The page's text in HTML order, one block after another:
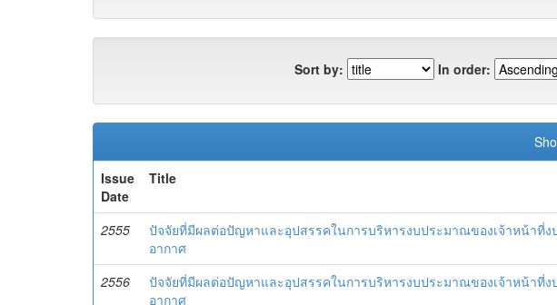
Sort by: In order:
Issue
Date
Title
2555
ปัจจัยที่มีผลต่อปัญหาและอุปสรรคในการบริหารงบประมาณของเจ้าหน้าที่
อากาศ
2556
ปัจจัยที่มีผลต่อปัญหาและอุปสรรคในการบริหารงบประมาณของเจ้าหน้าที่
อากาศ